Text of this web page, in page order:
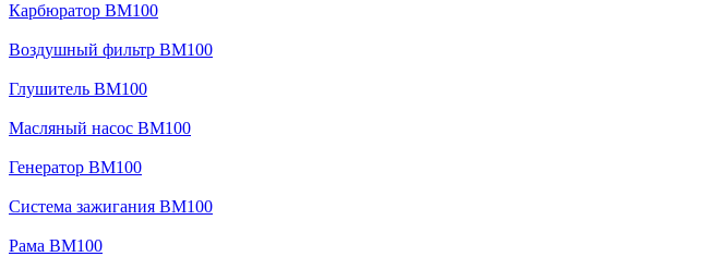
Карбюратор BM100
Воздушный фильтр BM100
Глушитель BM100
Масляный насос BM100
Генератор BM100
Система зажигания BM100
Рама BM100